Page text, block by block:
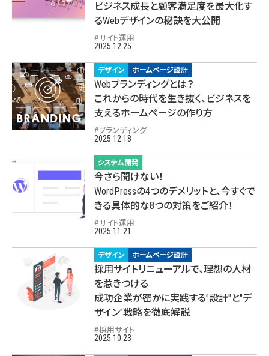
ビジネス成長と顧客満足度を最大化す
るWebデザインの秘訣を大公開
サイト運用
2025.12.25
デザイン ホームページ設計
Webブランディングとは？
これからの時代を生き抜く、ビジネスを
支えるホームページの作り方
ブランディング
2025.12.18
システム開発
今さら聞けない！
WordPressの4つのデメリットと、今すぐで
きる具体的な8つの対策をご紹介！
サイト運用
2025.11.21
デザイン ホームページ設計
採用サイトリニューアルで、理想の人材
を惹きつける
成功企業が密かに実践する"設計"と"デ
ザイン"戦略を徹底解説
採用サイト
2025.10.23